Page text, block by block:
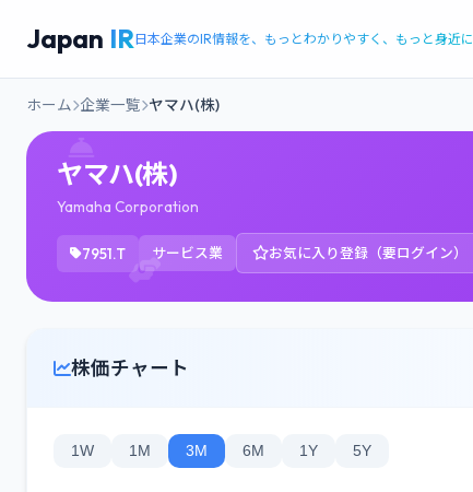
Japan IR日本企業のIR情報を、もっとわかりやすく、もっと身近に
ホーム 企業一覧 ヤマハ(株)
ヤマハ(株)
Yamaha Corporation
7951.T サービス業 お気に入り登録（要ログイン）
株価チャート
1W 1M 3M 6M 1Y 5Y